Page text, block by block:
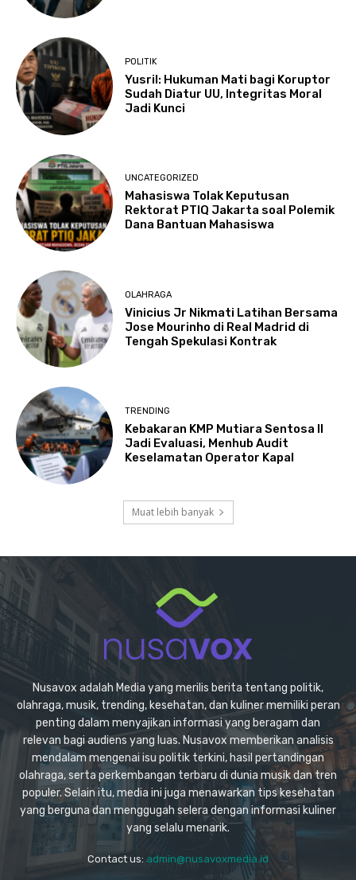
POLITIK
Yusril: Hukuman Mati bagi Koruptor
Sudah Diatur UU, Integritas Moral
Jadi Kunci
UNCATEGORIZED
Mahasiswa Tolak Keputusan
Rektorat PTIQ Jakarta soal Polemik
Dana Bantuan Mahasiswa
OLAHRAGA
Vinicius Jr Nikmati Latihan Bersama
Jose Mourinho di Real Madrid di
Tengah Spekulasi Kontrak
TRENDING
Kebakaran KMP Mutiara Sentosa II
Jadi Evaluasi, Menhub Audit
Keselamatan Operator Kapal
Muat lebih banyak
Nusavox adalah Media yang merilis berita tentang politik,
olahraga, musik, trending, kesehatan, dan kuliner memiliki peran
penting dalam menyajikan informasi yang beragam dan
relevan bagi audiens yang luas. Nusavox memberikan analisis
mendalam mengenai isu politik terkini, hasil pertandingan
olahraga, serta perkembangan terbaru di dunia musik dan tren
populer. Selain itu, media ini juga menawarkan tips kesehatan
yang berguna dan menggugah selera dengan informasi kuliner
yang selalu menarik.
Contact us: admin@nusavoxmedia.id